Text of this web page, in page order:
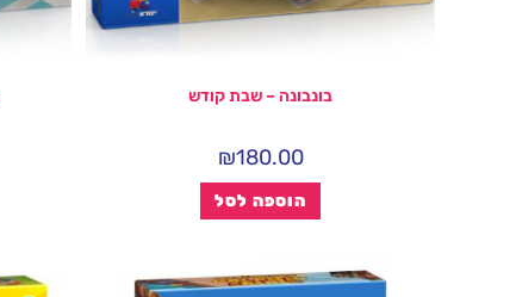
בונבונה – שבת קודש
₪180.00
הוספה לסל